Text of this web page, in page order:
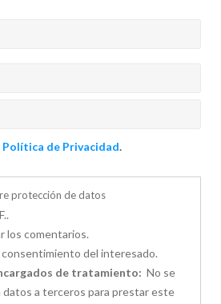
Política de Privacidad.
protección de datos
los comentarios.
consentimiento del interesado.
de tratamiento: No se
datos a terceros para prestar este